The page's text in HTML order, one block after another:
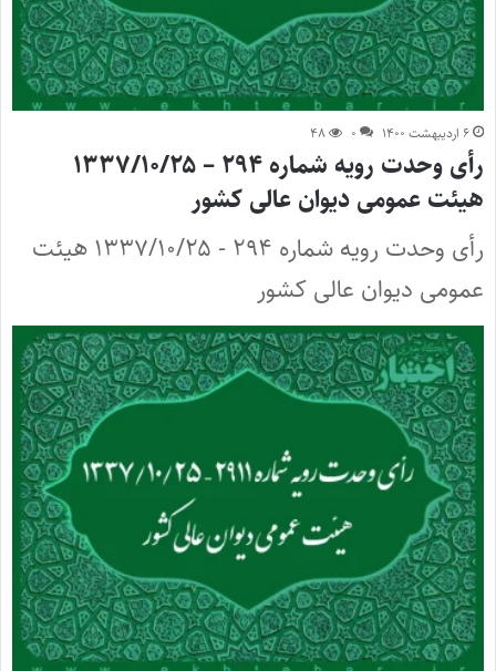
۶ اردیبهشت ۱۴۰۰ ۰ ۴۸
رأی وحدت رویه شماره ۲۹۴ – ۱۳۳۷/۱۰/۲۵
هیئت عمومی دیوان عالی کشور
رأی وحدت رویه شماره ۲۹۴ - ۱۳۳۷/۱۰/۲۵ هیئت
عمومی دیوان عالی کشور